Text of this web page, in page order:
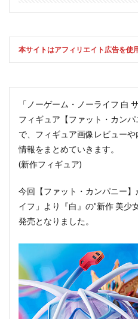
本サイトはアフィリエイト広告を使
「ノーゲーム・ノーライフ 白
フィギュア【ファット・カン
で、フィギュア画像レビュー
情報をまとめていきます。
(新作フィギュア)
今回【ファット・カンパニー
イフ」より『白』の”新作 美少
発売となりました。